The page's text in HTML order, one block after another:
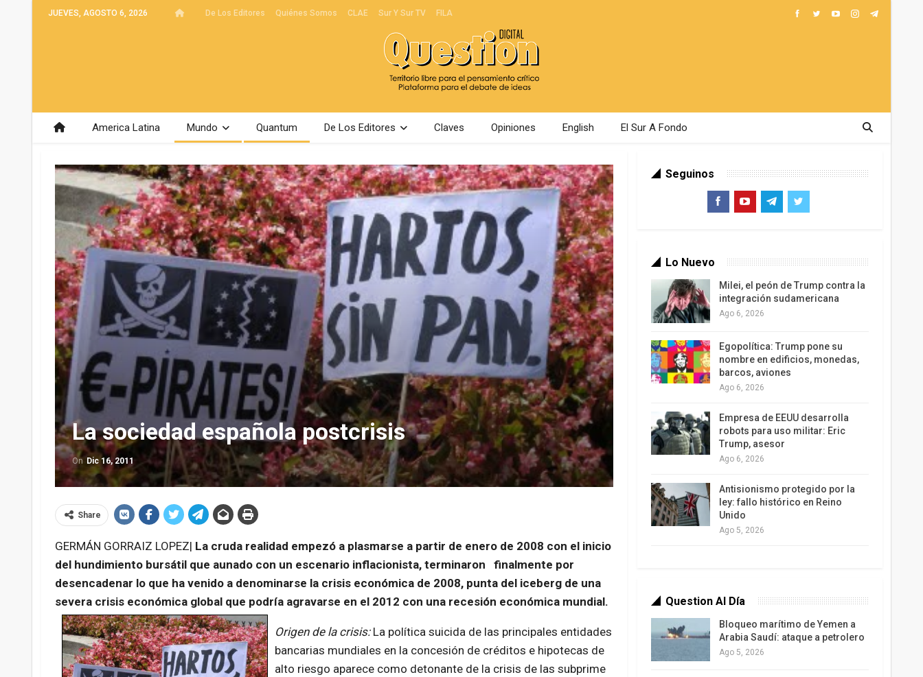
JUEVES, AGOSTO 6, 2026 De Los Editores Quiénes Somos CLAE Sur Y Sur TV FILA
America Latina Mundo Quantum De Los Editores Claves Opiniones English El Sur A Fondo
La sociedad española postcrisis
On Dic 16, 2011
Share
GERMÁN GORRAIZ LOPEZ| La cruda realidad empezó a plasmarse a partir de enero de 2008 con el inicio
del hundimiento bursátil que aunado con un escenario inflacionista, terminaron finalmente por
desencadenar lo que ha venido a denominarse la crisis económica de 2008, punta del iceberg de una
severa crisis económica global que podría agravarse en el 2012 con una recesión económica mundial.
Origen de la crisis:La política suicida de las principales entidades
bancarias mundiales en la concesión de créditos e hipotecas de
alto riesgo aparece como detonante de la crisis de las subprime
Seguinos
Lo Nuevo
Milei, el peón de Trump contra la
integración sudamericana
Ago 6, 2026
Egopolítica: Trump pone su
nombre en edificios, monedas,
barcos, aviones
Ago 6, 2026
Empresa de EEUU desarrolla
robots para uso militar: Eric
Trump, asesor
Ago 6, 2026
Antisionismo protegido por la
ley: fallo histórico en Reino
Unido
Ago 5, 2026
Question Al Día
Bloqueo marítimo de Yemen a
Arabia Saudí: ataque a petrolero
Ago 5, 2026